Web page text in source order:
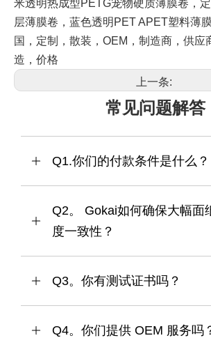
米透明热成型PETG宠物硬质薄膜卷，
层薄膜卷，蓝色透明PET APET塑料薄
国，定制，散装，OEM，制造商，供应
造，价格
上一条:
下一条:
返回
常见问题解答
Q1.你们的付款条件是什么？
Q2。 Gokai如何确保大幅面
度一致性？
Q3。你有测试证书吗？
Q4。你们提供 OEM 服务吗